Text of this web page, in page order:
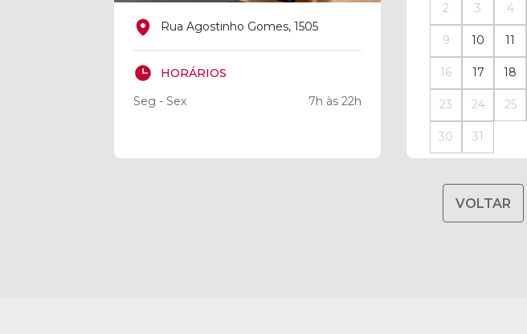
Rua Agostinho Gomes, 1505
HORÁRIOS
Seg - Sex
7h às 22h
2 3 4
9 10 11
16 17 18
23 24 25
30 31
VOLTAR